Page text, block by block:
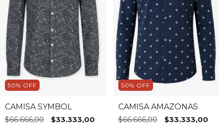
50% OFF
CAMISA SYMBOL
$66.666,00
$33.333,00
50% OFF
CAMISA AMAZONAS
$66.666,00
$33.333,00